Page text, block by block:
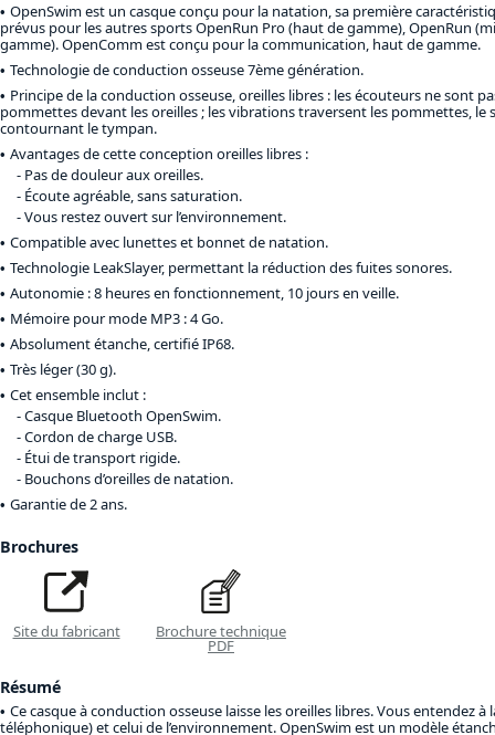
OpenSwim est un casque conçu pour la natation, sa première
prévus pour les autres sports OpenRun Pro (haut de gamme), OpenRun
gamme). OpenComm est conçu pour la communication, haut de gamme.
Technologie de conduction osseuse 7ème génération.
Principe de la conduction osseuse, oreilles libres : les écouteurs ne sont
pommettes devant les oreilles ; les vibrations traversent les pommettes, le
contournant le tympan.
Avantages de cette conception oreilles libres :
Pas de douleur aux oreilles.
Écoute agréable, sans saturation.
Vous restez ouvert sur l’environnement.
Compatible avec lunettes et bonnet de natation.
Technologie LeakSlayer, permettant la réduction des fuites sonores.
Autonomie : 8 heures en fonctionnement, 10 jours en veille.
Mémoire pour mode MP3 : 4 Go.
Absolument étanche, certifié IP68.
Très léger (30 g).
Cet ensemble inclut :
Casque Bluetooth OpenSwim.
Cordon de charge USB.
Étui de transport rigide.
Bouchons d’oreilles de natation.
Garantie de 2 ans.
Brochures
Site du fabricant Brochure technique
PDF
Résumé
Ce casque à conduction osseuse laisse les oreilles libres. Vous entendez
téléphonique) et celui de l’environnement. OpenSwim est un modèle